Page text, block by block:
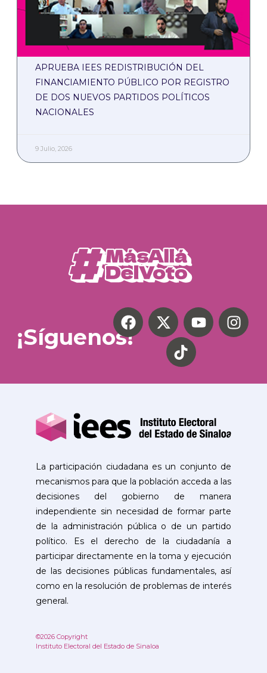
APRUEBA IEES REDISTRIBUCIÓN DEL
FINANCIAMIENTO PÚBLICO POR REGISTRO
DE DOS NUEVOS PARTIDOS POLÍTICOS
NACIONALES
9 Julio, 2026
¡Síguenos!
La participación ciudadana es un conjunto de
mecanismos para que la población acceda a las
decisiones del gobierno de manera
independiente sin necesidad de formar parte
de la administración pública o de un partido
político. Es el derecho de la ciudadanía a
participar directamente en la toma y ejecución
de las decisiones públicas fundamentales, así
como en la resolución de problemas de interés
general.
©2026 Copyright
Instituto Electoral del Estado de Sinaloa